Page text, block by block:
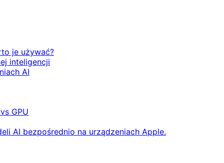
je używać?
inteligencji
AI
GPU
AI bezpośrednio na urządzeniach Apple.